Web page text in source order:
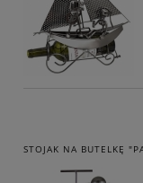
STOJAK NA BUTELKĘ